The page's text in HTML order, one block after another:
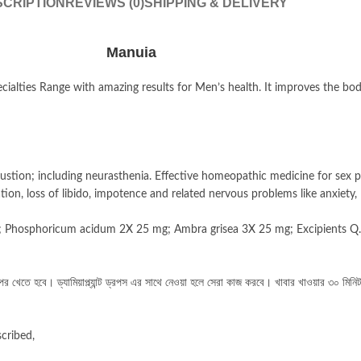
REVIEWS (0)SHIPPING & DELIVERY
Manuia
Range with amazing results for Men’s health. It improves the
including neurasthenia. Effective homeopathic medicine for sex
loss of libido, impotence and related nervous problems like
acidum 2X 25 mg; Ambra grisea 3X 25 mg; Excipients
হবে। ড্যামিয়াপ্ল্যান্ট ড্রপস এর সাথে নেওয়া হলে সেরা কাজ করবে। খাবার খাওয়ার ৩০